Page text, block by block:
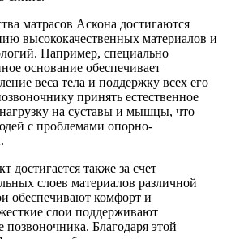
матрасов Аскона достигаются
высококачественных материалов и
Например, специально
основание обеспечивает
веса тела и поддержку всех его
принять естественное
на суставы и мышцы, что
с проблемами опорно-
достигается также за счет
слоев материалов различной
обеспечивают комфорт и
слои поддерживают
Благодаря этой